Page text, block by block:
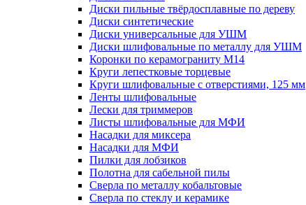
Диски пильные твёрдосплавные по дереву
Диски синтетические
Диски универсальные для УШМ
Диски шлифовальные по металлу для УШМ
Коронки по керамограниту M14
Круги лепестковые торцевые
Круги шлифовальные с отверстиями, 125 мм
Ленты шлифовальные
Лески для триммеров
Листы шлифовальные для МФИ
Насадки для миксера
Насадки для МФИ
Пилки для лобзиков
Полотна для сабельной пилы
Сверла по металлу кобальтовые
Сверла по стеклу и керамике